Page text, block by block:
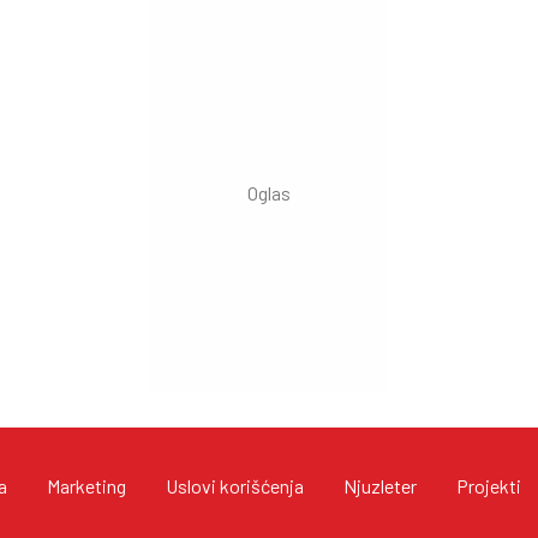
Marketing Uslovi korišćenja Njuzleter Projekti